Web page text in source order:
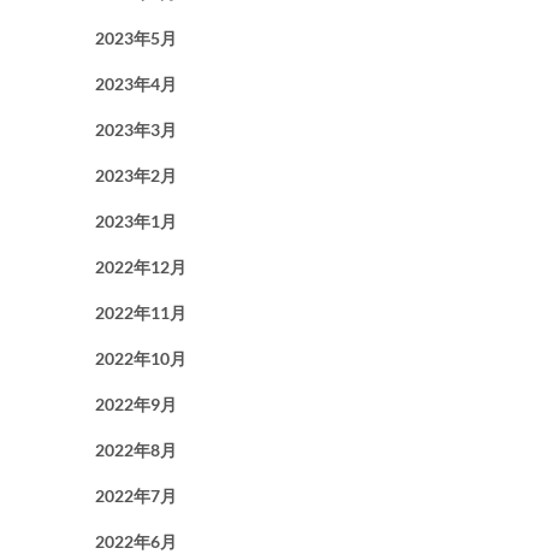
2023年5月
2023年4月
2023年3月
2023年2月
2023年1月
2022年12月
2022年11月
2022年10月
2022年9月
2022年8月
2022年7月
2022年6月